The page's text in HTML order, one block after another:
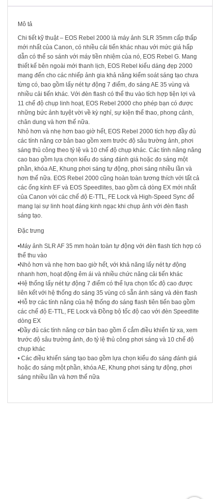
Mô tả
Chi tiết kỹ thuật – EOS Rebel 2000 là máy ảnh SLR 35mm cấp thấp
mới nhất của Canon, có nhiều cải tiến khác nhau với mức giá hấp
dẫn có thể so sánh với máy tiền nhiệm của nó, EOS Rebel G. Mang
thiết kế bên ngoài mới thanh lịch, EOS Rebel kiểu dáng đẹp 2000
mang đến cho các nhiếp ảnh gia khả năng kiểm soát sáng tạo chưa
từng có, bao gồm lấy nét tự động 7 điểm, đo sáng AE 35 vùng và
nhiều cải tiến khác. Với đèn flash có thể thu vào tích hợp tiện lợi và
11 chế độ chụp linh hoạt, EOS Rebel 2000 cho phép bạn có được
những bức ảnh tuyệt vời về kỳ nghỉ, sự kiện thể thao, phong cảnh,
chân dung và hơn thế nữa.
Nhỏ hơn và nhẹ hơn bao giờ hết, EOS Rebel 2000 tích hợp đầy đủ
các tính năng cơ bản bao gồm xem trước độ sâu trường ảnh, phơi
sáng thủ công theo tỷ lệ và 10 chế độ chụp khác. Các tính năng nâng
cao bao gồm lựa chọn kiểu đo sáng đánh giá hoặc đo sáng một
phần, khóa AE, Khung phơi sáng tự động, phơi sáng nhiều lần và
hơn thế nữa. EOS Rebel 2000 cũng hoàn toàn tương thích với tất cả
các ống kính EF và EOS Speedlites, bao gồm cả dòng EX mới nhất
của Canon với các chế độ E-TTL, FE Lock và High-Speed ​​Sync để
mang lại sự linh hoạt đáng kinh ngạc khi chụp ảnh với đèn flash
sáng tạo.
Đặc trưng
•Máy ảnh SLR AF 35 mm hoàn toàn tự động với đèn flash tích hợp có
thể thu vào
•Nhỏ hơn và nhẹ hơn bao giờ hết, với khả năng lấy nét tự động
nhanh hơn, hoạt động êm ái và nhiều chức năng cải tiến khác
•Hệ thống lấy nét tự động 7 điểm có thể lựa chọn tốc độ cao được
liên kết với hệ thống đo sáng 35 vùng có sẵn ánh sáng và đèn flash
•Hỗ trợ các tính năng của hệ thống đo sáng flash tiên tiến bao gồm
các chế độ E-TTL, FE Lock và Đồng bộ tốc độ cao với đèn Speedlite
dòng EX
•Đầy đủ các tính năng cơ bản bao gồm ổ cắm điều khiển từ xa, xem
trước độ sâu trường ảnh, đo tỷ lệ thủ công phơi sáng và 10 chế độ
chụp khác
• Các điều khiển sáng tạo bao gồm lựa chọn kiểu đo sáng đánh giá
hoặc đo sáng một phần, khóa AE, Khung phơi sáng tự động, phơi
sáng nhiều lần và hơn thế nữa